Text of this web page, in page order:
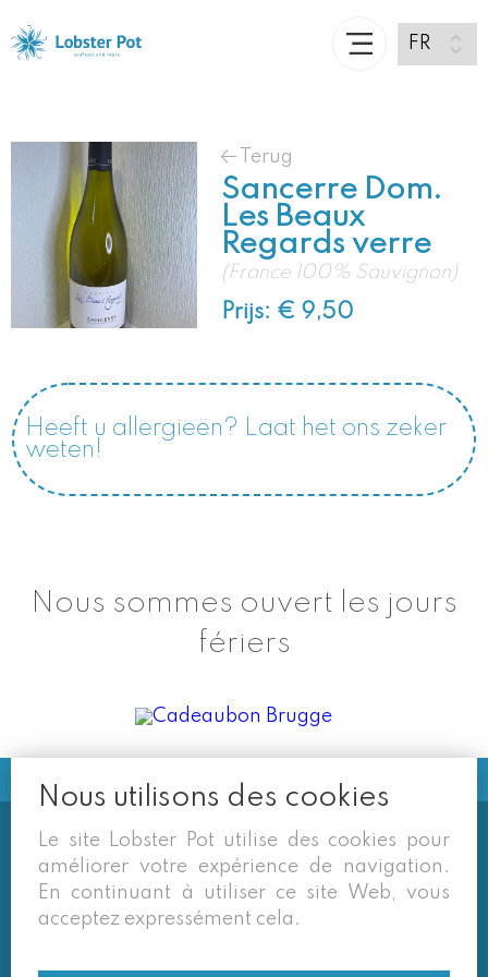
Terug
Sancerre Dom.
Les Beaux
Regards verre
(France 100% Sauvignon)
Prijs: € 9,50
Heeft u allergieën? Laat het ons zeker
weten!
Nous sommes ouvert les jours
fériers
Soms vermelden derden sites
(google/overzichtssites) een tarief dat niet meer
van toepassing is. Enkel de prijzen op onze eigen
recht voor om ook van daar geafficheerde prijzen
Nous utilisons des cookies
Le site Lobster Pot utilise des cookies pour
améliorer votre expérience de navigation.
En continuant à utiliser ce site Web, vous
acceptez expressément cela.